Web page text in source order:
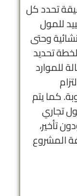
تحدد كل
للمول
وحتى
تحديد
للموارد
كما يتم
تجاري
تأخير،
المشروع